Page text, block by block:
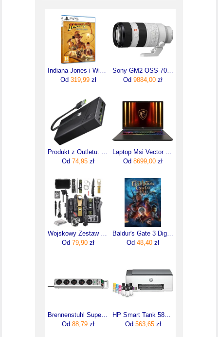
Indiana Jones i Wielki Krąg (Gra PS5)
Od 319,99zł
Sony GM2 OSS 70-200mm f/2.8 SEL70200GM2
Od 9884,00 zł
Produkt z Outletu: Greencell Powerbank 20000Mah 18W Pd Usb-C Gc Powerplay20 Z Szybkim Ładowaniem Do Iphone 15 14 13 12 11 X
Od 74,95 zł
Laptop Msi Vector 16 HX AI 16"/Ultra 7/16GB/1TB/Win11 (VECTOR16HXAIA2XWHG256PL)
Od 8699,00 zł
Wojskowy Zestaw Xxl Survivalowy Przeżycia 5903772586312
Od 79,90 zł
Baldur's Gate 3 Digital Deluxe Edition Upgrade (Digital)
Od 48,40 zł
Brennenstuhl Super-Solid-Line (1153340315)
Od 88,79 zł
HP Smart Tank 580 AiO (1F3Y2A)
Od 563,65zł